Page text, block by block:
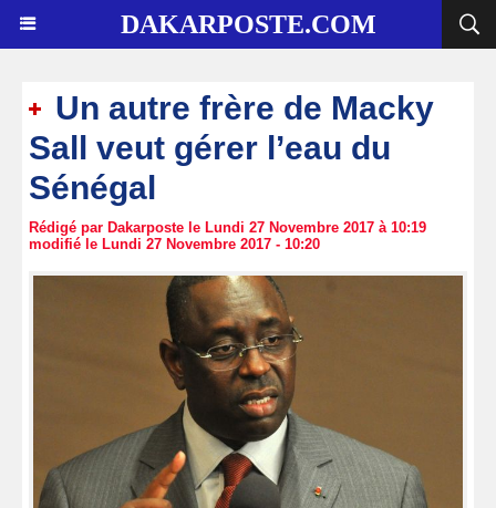
DAKARPOSTE.COM
Un autre frère de Macky
Sall veut gérer l’eau du
Sénégal
Rédigé par Dakarposte le Lundi 27 Novembre 2017 à 10:19
modifié le Lundi 27 Novembre 2017 - 10:20